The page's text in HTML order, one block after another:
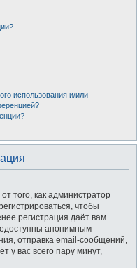
использования и/или
того, как администратор
чтобы
регистрация даёт вам
анонимным
отправка email-сообщений,
у вас всего пару минут,